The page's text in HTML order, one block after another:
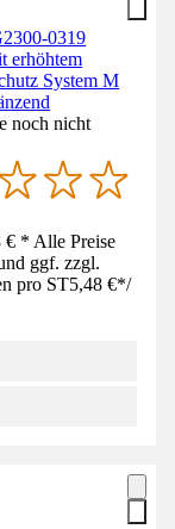
0319
erhöhtem
System M
noch nicht
* Alle Preise
ggf. zzgl.
pro ST5,48 €*/